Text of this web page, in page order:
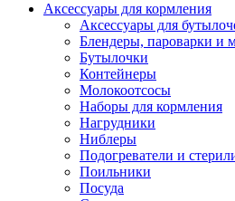
Аксессуары для кормления
Аксессуары для
Блендеры, пароварки и
Бутылочки
Контейнеры
Молокоотсосы
Наборы для кормления
Нагрудники
Ниблеры
Подогреватели и
Поильники
Посуда